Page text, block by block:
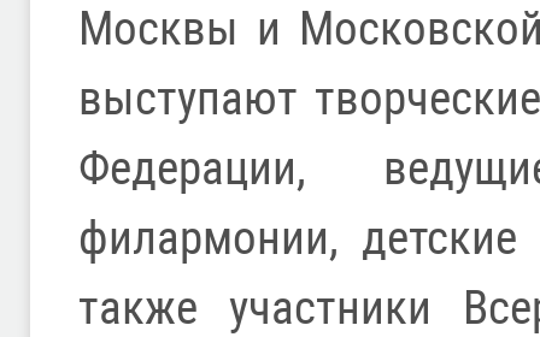
Москвы и
выступают
Федерации,
филармонии,
также участники